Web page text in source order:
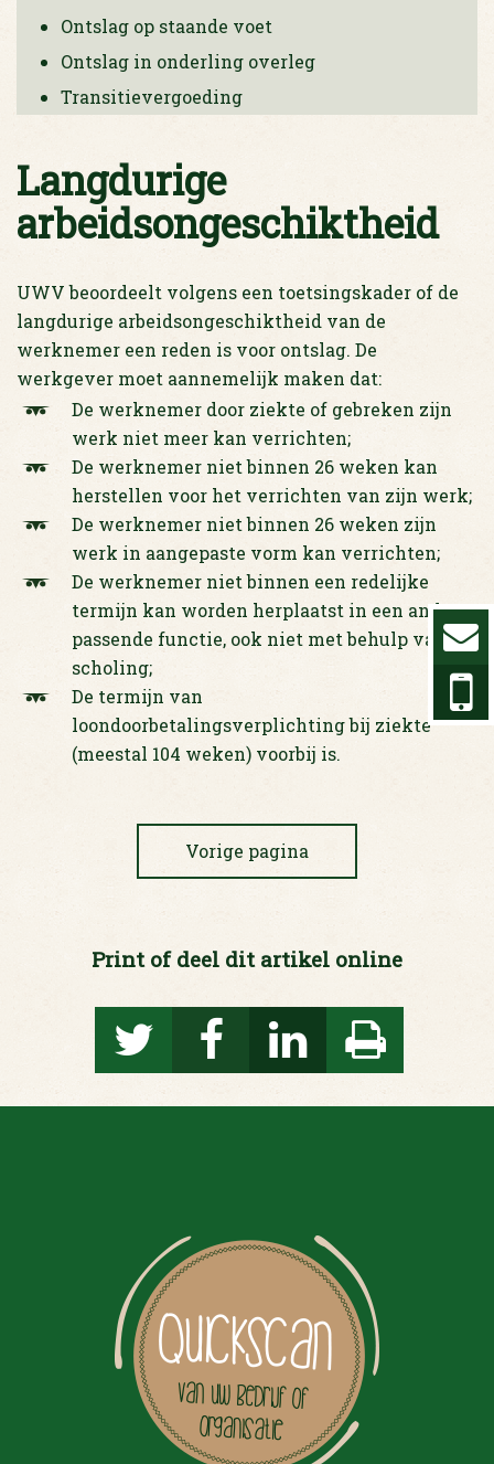
Ontslag op staande voet
Ontslag in onderling overleg
Transitievergoeding
Langdurige
arbeidsongeschiktheid
UWV beoordeelt volgens een toetsingskader of de
langdurige arbeidsongeschiktheid van de
werknemer een reden is voor ontslag. De
werkgever moet aannemelijk maken dat:
De werknemer door ziekte of gebreken zijn
werk niet meer kan verrichten;
De werknemer niet binnen 26 weken kan
herstellen voor het verrichten van zijn werk;
De werknemer niet binnen 26 weken zijn
werk in aangepaste vorm kan verrichten;
De werknemer niet binnen een redelijke
termijn kan worden herplaatst in een andere
passende functie, ook niet met behulp van
scholing;
De termijn van
loondoorbetalingsverplichting bij ziekte
(meestal 104 weken) voorbij is.
Vorige pagina
Print of deel dit artikel online